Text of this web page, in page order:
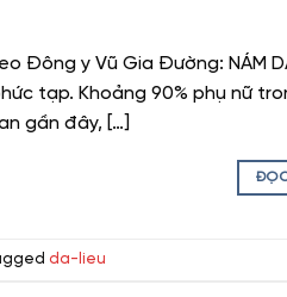
Đông y Vũ Gia Đường:
tạp. Khoảng 90% phụ nữ
gần đây, […]
da-lieu